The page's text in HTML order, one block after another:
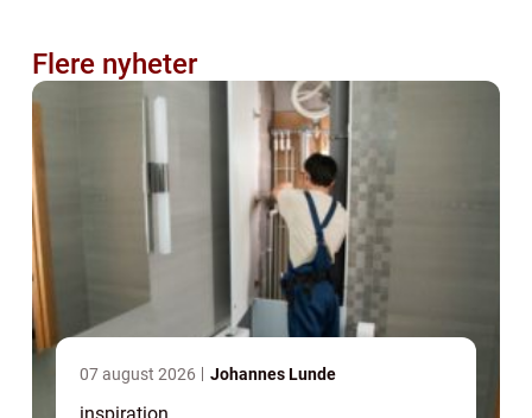
Flere nyheter
07 august 2026 Johannes Lunde